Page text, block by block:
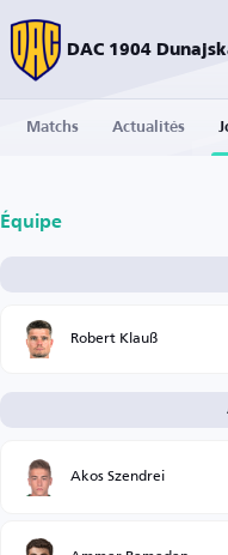
Matchs Actualités
Équipe
Robert Klauß
Akos Szendrei